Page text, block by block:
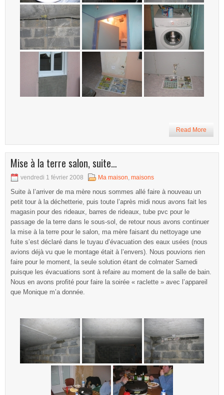
Read More
Mise à la terre salon, suite…
vendredi 1 février 2008 Ma maison, maisons
Suite à l’arriver de ma mère nous sommes allé faire à nouveau un
petit tour à la déchetterie, puis toute l’après midi nous avons fait les
magasin pour des rideaux, barres de rideaux, tube pvc pour le
passage de la terre dans le sous-sol, de retour nous avons continuer
la mise à la terre pour le salon, ma mère faisant du nettoyage une
fuite s’est déclaré dans le tuyau d’évacuation des eaux usées (nous
avions déjà vu que le montage était à l’envers). Nous pouvions rien
faire pour le moment, la seule solution étant de colmater Samedi
puisque les évacuations sont à refaire au moment de la salle de bain.
Nous en avons profité pour faire la soirée « raclette » avec l’appareil
que Monique m’a donnée.